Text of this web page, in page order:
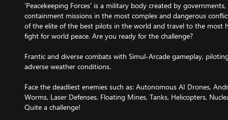
'Peacekeeping Forces' is a military body created by
containment missions in the most complex and dangerous
of the elite of the best pilots in the world and travel to the most
fight for world peace. Are you ready for the challenge?
Frantic and diverse combats with Simul-Arcade gameplay,
adverse weather conditions.
Face the deadliest enemies such as: Autonomous AI Drones,
Worms, Laser Defenses, Floating Mines, Tanks, Helicopters,
Quite a challenge!